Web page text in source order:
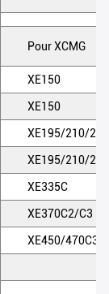
Pour XCMG
XE150
XE150
XE195/210/
XE195/210/
XE335C
XE370C2/C3
XE450/470C3/